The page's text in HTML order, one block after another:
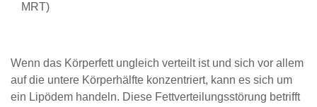
MRT)
Wenn das Körperfett ungleich verteilt ist und sich vor allem
auf die untere Körperhälfte konzentriert, kann es sich um
ein Lipödem handeln. Diese Fettverteilungsstörung betrifft